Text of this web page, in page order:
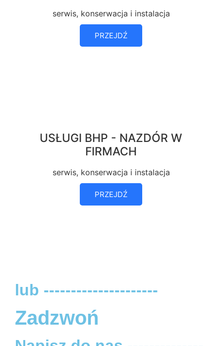
serwis, konserwacja i instalacja
PRZEJDŹ
USŁUGI BHP - NAZDÓR W
FIRMACH
serwis, konserwacja i instalacja
PRZEJDŹ
lub ---------------------
Zadzwoń